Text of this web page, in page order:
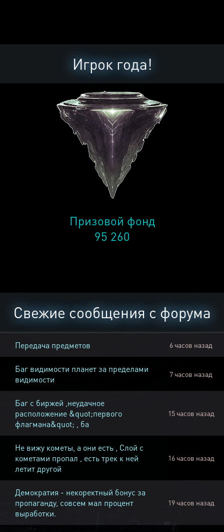
Игрок года!
Призовой фонд
95 260
Свежие сообщения с форума
Передача предметов 6 часов назад
Баг видимости планет за пределами
видимости
7 часов назад
Баг с биржей ,неудачное
расположение &quot;первого
флагмана&quot; , ба
15 часов назад
Не вижу кометы, а они есть , Слой с
кометами пропал , есть трек к ней
летит другой
16 часов назад
Демократия - некоректный бонус за
пропаганду, совсем мал процент
выработки.
19 часов назад